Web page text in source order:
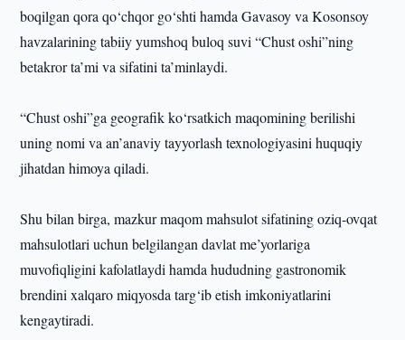
boqilgan qora qo‘chqor go‘shti hamda Gavasoy va Kosonsoy
havzalarining tabiiy yumshoq buloq suvi “Chust oshi”ning
betakror ta’mi va sifatini ta’minlaydi.
“Chust oshi”ga geografik ko‘rsatkich maqomining berilishi
uning nomi va an’anaviy tayyorlash texnologiyasini huquqiy
jihatdan himoya qiladi.
Shu bilan birga, mazkur maqom mahsulot sifatining oziq-ovqat
mahsulotlari uchun belgilangan davlat me’yorlariga
muvofiqligini kafolatlaydi hamda hududning gastronomik
brendini xalqaro miqyosda targ‘ib etish imkoniyatlarini
kengaytiradi.